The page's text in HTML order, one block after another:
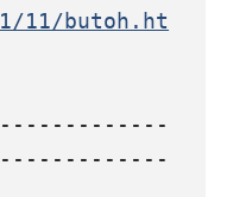
11/butoh.ht